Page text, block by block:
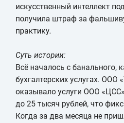
искусственный интеллект
получила штраф за
практику.
Суть истории:
Всё началось с банального,
бухгалтерских услугах. ООО
оказывало услуги ООО
до 25 тысяч рублей, что
Когда за два месяца не